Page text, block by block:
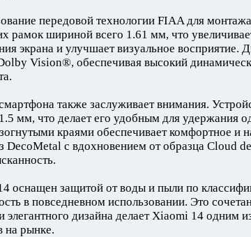
передовой технологии FIAA для
рамок шириной всего 1.61 мм, что
экрана и улучшает визуальное восприятие.
Vision®, обеспечивая высокий
также заслуживает внимания.
мм, что делает его удобным для удержания
краями обеспечивает комфортное и
DecoMetal с вдохновением от образца Cloud
оснащен защитой от воды и пыли по
в повседневном использовании. Это
элегантного дизайна делает Xiaomi 14 одним
на рынке.